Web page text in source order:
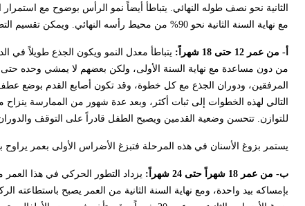
مع نهاية السنة الثانية نحو 90% من محيط رأسه النهائي. ويمكن تقسيم التطور الجسمي في هذه السنة إلى مرحلتين:
أ- من عمر 12 حتى 18 شهراً:
يتباطأ معدل النمو ويكون الجذع طويلاً في
المرفقين، ودوران الجذع مع كل خطوة، وقد تكون أصابع القدم بوضع
التالي لهذه الخطوات إلى ثبات أكثر، وبعد عدة شهور من الممارسة
للتوازن. تتحسن وضعية القدمين ويصبح الطفل قادراً على التوقف
يستمر بزوغ الأسنان في هذه المرحلة فتبزغ الأضراس الأولى بعمر يراوح بين 10 و16 شهراً، تليها الأنياب بعمر يراوح بين 16 و20
ب- من عمر 18 شهراً حتى 24 شهراً:
يزداد التطور الحركي في هذا
بإمساكه بيد واحدة، ومع نهاية السنة الثانية من العمر يصبح باستطاعته